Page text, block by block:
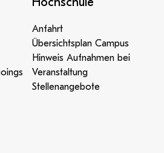
Anfahrt
Übersichtsplan Campus
Hinweis Aufnahmen bei
Veranstaltung
Stellenangebote